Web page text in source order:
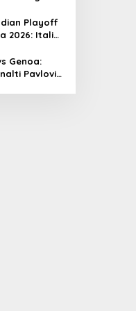
22, Selasa
2025
Playoff
2026: Italia
dalam
Mati
Genoa:
Pavlovic